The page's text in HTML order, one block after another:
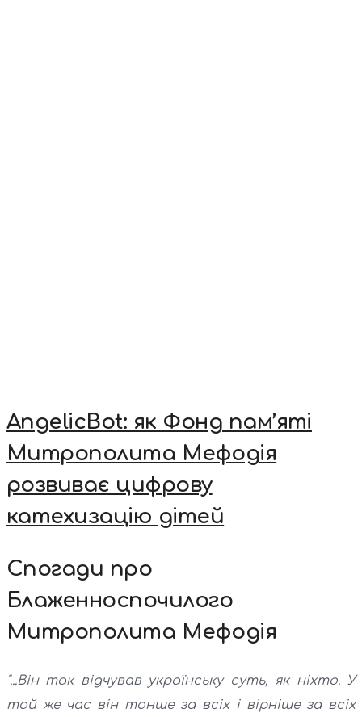
AngelicBot: як Фонд пам’яті
Митрополита Мефодія
розвиває цифрову
катехизацію дітей
Спогади про
Блаженноспочилого
Митрополита Мефодія
"...Він так відчував українську суть, як ніхто. У
той же час він тонше за всіх і вірніше за всіх